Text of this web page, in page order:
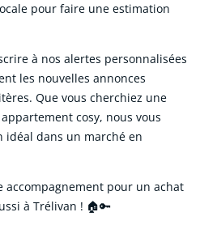
pour faire une estimation
à nos alertes personnalisées
les nouvelles annonces
Que vous cherchiez une
cosy, nous vous
idéal dans un marché en
accompagnement pour un achat
à Trélivan ! 🏠🔑